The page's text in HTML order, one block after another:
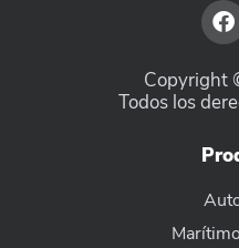
Copyright
Todos los